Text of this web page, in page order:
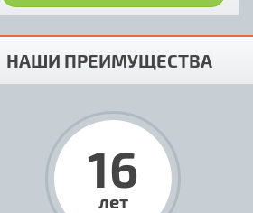
НАШИ ПРЕИМУЩЕСТВА
16
лет